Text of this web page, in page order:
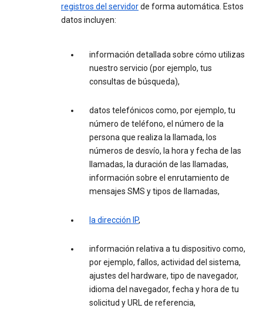
registros del servidorde forma automática. Estos
datos incluyen:
información detallada sobre cómo utilizas
nuestro servicio (por ejemplo, tus
consultas de búsqueda),
datos telefónicos como, por ejemplo, tu
número de teléfono, el número de la
persona que realiza la llamada, los
números de desvío, la hora y fecha de las
llamadas, la duración de las llamadas,
información sobre el enrutamiento de
mensajes SMS y tipos de llamadas,
la dirección IP,
información relativa a tu dispositivo como,
por ejemplo, fallos, actividad del sistema,
ajustes del hardware, tipo de navegador,
idioma del navegador, fecha y hora de tu
solicitud y URL de referencia,